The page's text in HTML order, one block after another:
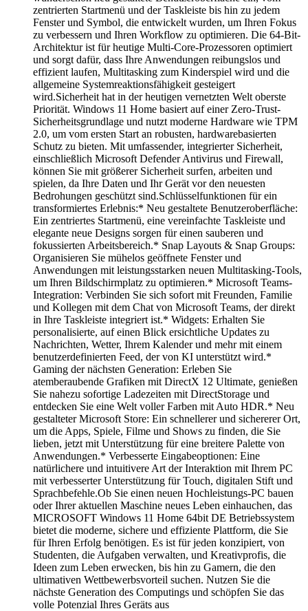
zentrierten Startmenü und der Taskleiste bis hin zu jedem
Fenster und Symbol, die entwickelt wurden, um Ihren Fokus
zu verbessern und Ihren Workflow zu optimieren. Die 64-Bit-
Architektur ist für heutige Multi-Core-Prozessoren optimiert
und sorgt dafür, dass Ihre Anwendungen reibungslos und
effizient laufen, Multitasking zum Kinderspiel wird und die
allgemeine Systemreaktionsfähigkeit gesteigert
wird.Sicherheit hat in der heutigen vernetzten Welt oberste
Priorität. Windows 11 Home basiert auf einer Zero-Trust-
Sicherheitsgrundlage und nutzt moderne Hardware wie TPM
2.0, um vom ersten Start an robusten, hardwarebasierten
Schutz zu bieten. Mit umfassender, integrierter Sicherheit,
einschließlich Microsoft Defender Antivirus und Firewall,
können Sie mit größerer Sicherheit surfen, arbeiten und
spielen, da Ihre Daten und Ihr Gerät vor den neuesten
Bedrohungen geschützt sind.Schlüsselfunktionen für ein
transformiertes Erlebnis:* Neu gestaltete Benutzeroberfläche:
Ein zentriertes Startmenü, eine vereinfachte Taskleiste und
elegante neue Designs sorgen für einen sauberen und
fokussierten Arbeitsbereich.* Snap Layouts & Snap Groups:
Organisieren Sie mühelos geöffnete Fenster und
Anwendungen mit leistungsstarken neuen Multitasking-Tools,
um Ihren Bildschirmplatz zu optimieren.* Microsoft Teams-
Integration: Verbinden Sie sich sofort mit Freunden, Familie
und Kollegen mit dem Chat von Microsoft Teams, der direkt
in Ihre Taskleiste integriert ist.* Widgets: Erhalten Sie
personalisierte, auf einen Blick ersichtliche Updates zu
Nachrichten, Wetter, Ihrem Kalender und mehr mit einem
benutzerdefinierten Feed, der von KI unterstützt wird.*
Gaming der nächsten Generation: Erleben Sie
atemberaubende Grafiken mit DirectX 12 Ultimate, genießen
Sie nahezu sofortige Ladezeiten mit DirectStorage und
entdecken Sie eine Welt voller Farben mit Auto HDR.* Neu
gestalteter Microsoft Store: Ein schnellerer und sichererer Ort,
um die Apps, Spiele, Filme und Shows zu finden, die Sie
lieben, jetzt mit Unterstützung für eine breitere Palette von
Anwendungen.* Verbesserte Eingabeoptionen: Eine
natürlichere und intuitivere Art der Interaktion mit Ihrem PC
mit verbesserter Unterstützung für Touch, digitalen Stift und
Sprachbefehle.Ob Sie einen neuen Hochleistungs-PC bauen
oder Ihrer aktuellen Maschine neues Leben einhauchen, das
MICROSOFT Windows 11 Home 64bit DE Betriebssystem
bietet die moderne, sichere und effiziente Plattform, die Sie
für Ihren Erfolg benötigen. Es ist für jeden konzipiert, von
Studenten, die Aufgaben verwalten, und Kreativprofis, die
Ideen zum Leben erwecken, bis hin zu Gamern, die den
ultimativen Wettbewerbsvorteil suchen. Nutzen Sie die
nächste Generation des Computings und schöpfen Sie das
volle Potenzial Ihres Geräts aus